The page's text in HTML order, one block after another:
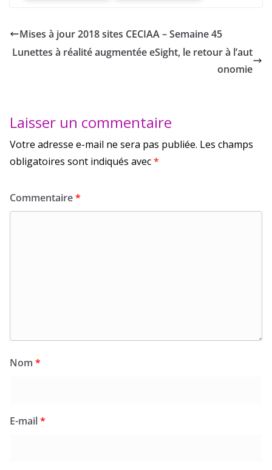
Mises à jour 2018 sites CECIAA – Semaine 45
Lunettes à réalité augmentée eSight, le retour à l’aut
onomie
Laisser un commentaire
Votre adresse e-mail ne sera pas publiée. Les champs
obligatoires sont indiqués avec*
Commentaire*
Nom *
E-mail*